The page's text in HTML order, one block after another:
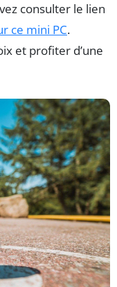
consulter le lien
ce mini PC.
et profiter d’une